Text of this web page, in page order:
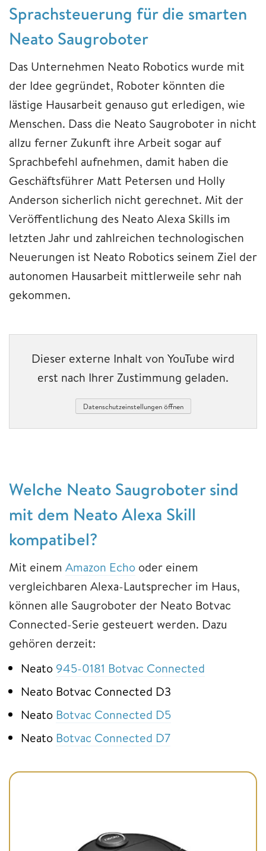
Sprachsteuerung für die smarten
Neato Saugroboter
Das Unternehmen Neato Robotics wurde mit
der Idee gegründet, Roboter könnten die
lästige Hausarbeit genauso gut erledigen, wie
Menschen. Dass die Neato Saugroboter in nicht
allzu ferner Zukunft ihre Arbeit sogar auf
Sprachbefehl aufnehmen, damit haben die
Geschäftsführer Matt Petersen und Holly
Anderson sicherlich nicht gerechnet. Mit der
Veröffentlichung des Neato Alexa Skills im
letzten Jahr und zahlreichen technologischen
Neuerungen ist Neato Robotics seinem Ziel der
autonomen Hausarbeit mittlerweile sehr nah
gekommen.
Dieser externe Inhalt von YouTube wird
erst nach Ihrer Zustimmung geladen.
Datenschutzeinstellungen öffnen
Welche Neato Saugroboter sind
mit dem Neato Alexa Skill
kompatibel?
Mit einem Amazon Echo oder einem
vergleichbaren Alexa-Lautsprecher im Haus,
können alle Saugroboter der Neato Botvac
Connected-Serie gesteuert werden. Dazu
gehören derzeit:
Neato 945-0181 Botvac Connected
Neato Botvac Connected D3
Neato Botvac Connected D5
Neato Botvac Connected D7